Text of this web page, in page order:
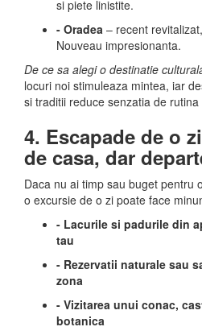
si piete linistite.
- Oradea – recent
Nouveau impresionanta.
De ce sa alegi o destinatie
locuri noi stimuleaza mintea, iar
si traditii reduce senzatia de
4. Escapade de o
de casa, dar
Daca nu ai timp sau buget pentru
o excursie de o zi poate face
- Lacurile si padurile din
tau
- Rezervatii naturale sau
zona
- Vizitarea unui conac,
botanica